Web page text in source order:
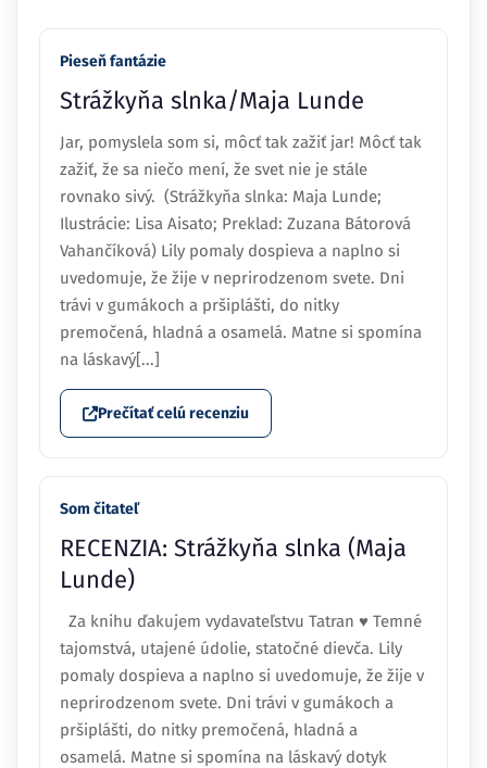
Pieseň fantázie
Strážkyňa slnka/Maja Lunde
Jar, pomyslela som si, môcť tak zažiť jar! Môcť tak
zažiť, že sa niečo mení, že svet nie je stále
rovnako sivý. (Strážkyňa slnka: Maja Lunde;
Ilustrácie: Lisa Aisato; Preklad: Zuzana Bátorová
Vahančíková) Lily pomaly dospieva a naplno si
uvedomuje, že žije v neprirodzenom svete. Dni
trávi v gumákoch a pršiplášti, do nitky
premočená, hladná a osamelá. Matne si spomína
na láskavý[...]
Prečítať celú recenziu
Som čitateľ
RECENZIA: Strážkyňa slnka (Maja
Lunde)
Za knihu ďakujem vydavateľstvu Tatran ♥ Temné
tajomstvá, utajené údolie, statočné dievča. Lily
pomaly dospieva a naplno si uvedomuje, že žije v
neprirodzenom svete. Dni trávi v gumákoch a
pršiplášti, do nitky premočená, hladná a
osamelá. Matne si spomína na láskavý dotyk